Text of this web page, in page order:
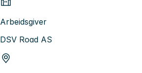
Arbeidsgiver
DSV Road AS